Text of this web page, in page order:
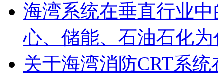
海湾系统在垂直行业
心、储能、石油石化
关于海湾消防CRT系